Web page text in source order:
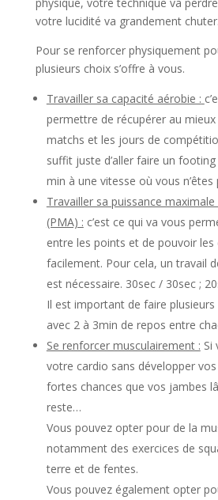
votre lucidité va grandement
Pour se renforcer physiquement
plusieurs choix s’offre à vous.
Travailler sa capacité aérobie :
permettre de récupérer au mieux
matchs et les jours de
suffit juste d’aller faire un footing
min à une vitesse où vous
Travailler sa puissance
(PMA) : c’est ce qui va vous
entre les points et de pouvoir les
facilement. Pour cela, un travail
est nécessaire. 30sec / 30sec ;
Il est important de faire
avec 2 à 3min de repos entre
Se renforcer musculairement : Si
votre cardio sans développer
fortes chances que vos jambes
reste…
Vous pouvez opter pour de la
notamment des exercices de
terre et de fentes.
Vous pouvez également opter